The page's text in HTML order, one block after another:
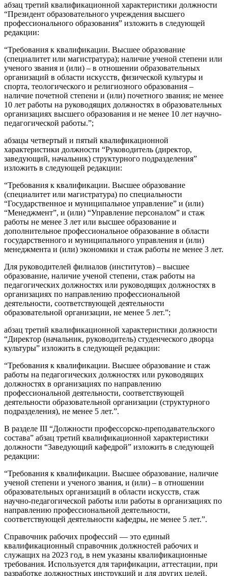
абзац третий квалификационной характеристики должности
“Президент образовательного учреждения высшего
профессионального образования” изложить в следующей
редакции:
“Требования к квалификации. Высшее образование
(специалитет или магистратура); наличие ученой степени или
ученого звания и (или) – в отношении образовательных
организаций в области искусств, физической культуры и
спорта, теологического и религиозного образования –
наличие почетной степени и (или) почетного звания; не менее
10 лет работы на руководящих должностях в образовательных
организациях высшего образования и не менее 10 лет научно-
педагогической работы.”;
абзацы четвертый и пятый квалификационной
характеристики должности “Руководитель (директор,
заведующий, начальник) структурного подразделения”
изложить в следующей редакции:
“Требования к квалификации. Высшее образование
(специалитет или магистратура) по специальности
“Государственное и муниципальное управление” и (или)
“Менеджмент”, и (или) “Управление персоналом” и стаж
работы не менее 3 лет или высшее образование и
дополнительное профессиональное образование в области
государственного и муниципального управления и (или)
менеджмента и (или) экономики и стаж работы не менее 3 лет.
Для руководителей филиалов (институтов) – высшее
образование, наличие ученой степени, стаж работы на
педагогических должностях или руководящих должностях в
организациях по направлению профессиональной
деятельности, соответствующей деятельности
образовательной организации, не менее 5 лет.”;
абзац третий квалификационной характеристики должности
“Директор (начальник, руководитель) студенческого дворца
культуры” изложить в следующей редакции:
“Требования к квалификации. Высшее образование и стаж
работы на педагогических должностях или руководящих
должностях в организациях по направлению
профессиональной деятельности, соответствующей
деятельности образовательной организации (структурного
подразделения), не менее 5 лет.”.
В разделе III “Должности профессорско-преподавательского
состава” абзац третий квалификационной характеристики
должности “Заведующий кафедрой” изложить в следующей
редакции:
“Требования к квалификации. Высшее образование, наличие
ученой степени и ученого звания, и (или) – в отношении
образовательных организаций в области искусств, стаж
научно-педагогической работы или работы в организациях по
направлению профессиональной деятельности,
соответствующей деятельности кафедры, не менее 5 лет.”.
Справочник рабочих профессий — это единый
квалификационный справочник должностей рабочих и
служащих на 2023 год, в нем указаны квалификационные
требования. Используется для тарификации, аттестации, при
разработке должностных инструкций и для других целей,